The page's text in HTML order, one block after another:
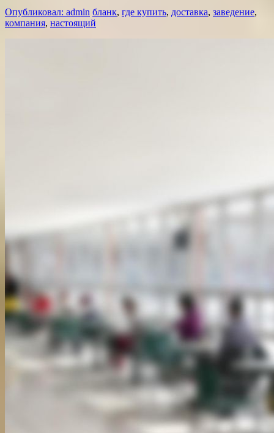
Опубликовал: admin бланк, где купить, доставка, заведение,
компания, настоящий